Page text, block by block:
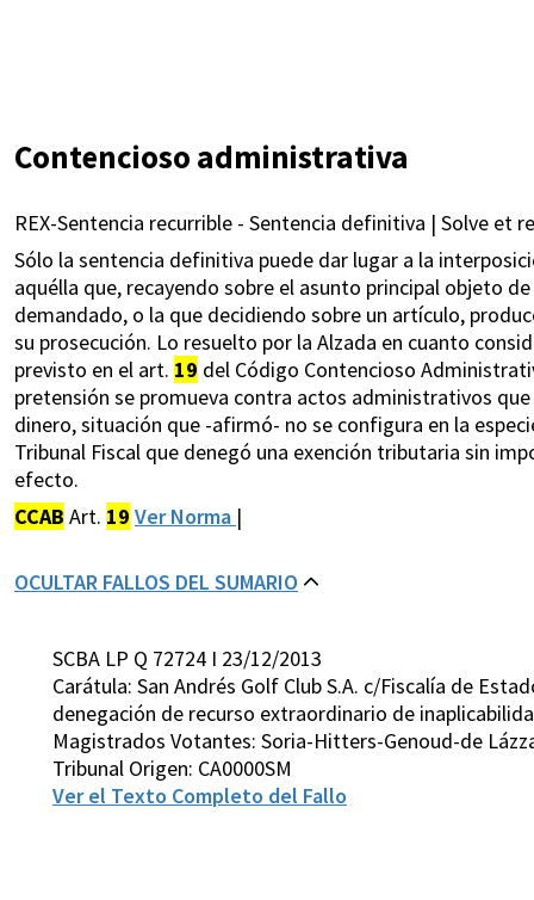
Contencioso administrativa
REX-Sentencia recurrible - Sentencia definitiva | Solve et
Sólo la sentencia definitiva puede dar lugar a la
aquélla que, recayendo sobre el asunto principal objeto
demandado, o la que decidiendo sobre un artículo,
su prosecución. Lo resuelto por la Alzada en cuanto
previsto en el art. 19 del Código Contencioso
pretensión se promueva contra actos administrativos
dinero, situación que -afirmó- no se configura en la
Tribunal Fiscal que denegó una exención tributaria sin
efecto.
CCAB Art. 19 Ver Norma |
OCULTAR FALLOS DEL SUMARIO
SCBA LP Q 72724 I 23/12/2013
Carátula: San Andrés Golf Club S.A. c/Fiscalía de
denegación de recurso extraordinario de
Magistrados Votantes: Soria-Hitters-Genoud-de
Tribunal Origen: CA0000SM
Ver el Texto Completo del Fallo